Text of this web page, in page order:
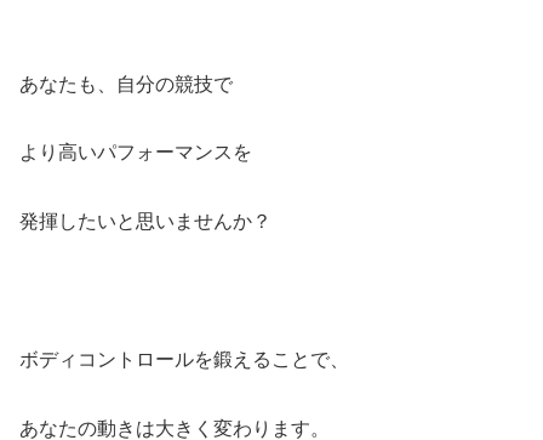
あなたも、自分の競技で
より高いパフォーマンスを
発揮したいと思いませんか？
ボディコントロールを鍛えることで、
あなたの動きは大きく変わります。